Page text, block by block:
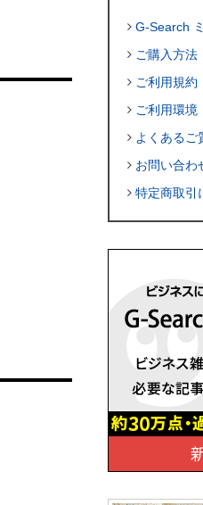
G-Search
ご購入方法
ご利用規約
ご利用環境
よくあるご
お問い合わ
特定商取引